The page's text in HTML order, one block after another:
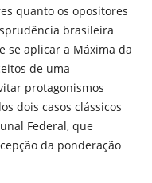
quanto os opositores
brasileira
se aplicar a Máxima da
de uma
protagonismos
dois casos clássicos
Federal, que
da ponderação